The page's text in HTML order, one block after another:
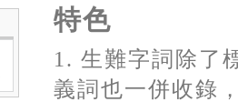
特色
1. 生難字詞除了
義詞也一併收錄